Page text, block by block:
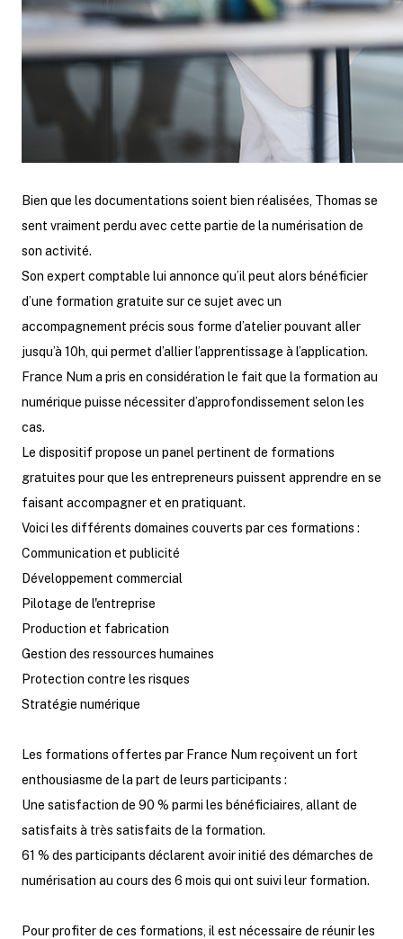
Bien que les documentations soient bien réalisées, Thomas se
sent vraiment perdu avec cette partie de la numérisation de
son activité.
Son expert comptable lui annonce qu’il peut alors bénéficier
d’une formation gratuite sur ce sujet avec un
accompagnement précis sous forme d’atelier pouvant aller
jusqu’à 10h, qui permet d’allier l’apprentissage à l’application.
France Num a pris en considération le fait que la formation au
numérique puisse nécessiter d’approfondissement selon les
cas.
Le dispositif propose un panel pertinent de formations
gratuites pour que les entrepreneurs puissent apprendre en se
faisant accompagner et en pratiquant.
Voici les différents domaines couverts par ces formations :
Communication et publicité
Développement commercial
Pilotage de l'entreprise
Production et fabrication
Gestion des ressources humaines
Protection contre les risques
Stratégie numérique
Les formations offertes par France Num reçoivent un fort
enthousiasme de la part de leurs participants :
Une satisfaction de 90 % parmi les bénéficiaires, allant de
satisfaits à très satisfaits de la formation.
61 % des participants déclarent avoir initié des démarches de
numérisation au cours des 6 mois qui ont suivi leur formation.
Pour profiter de ces formations, il est nécessaire de réunir les